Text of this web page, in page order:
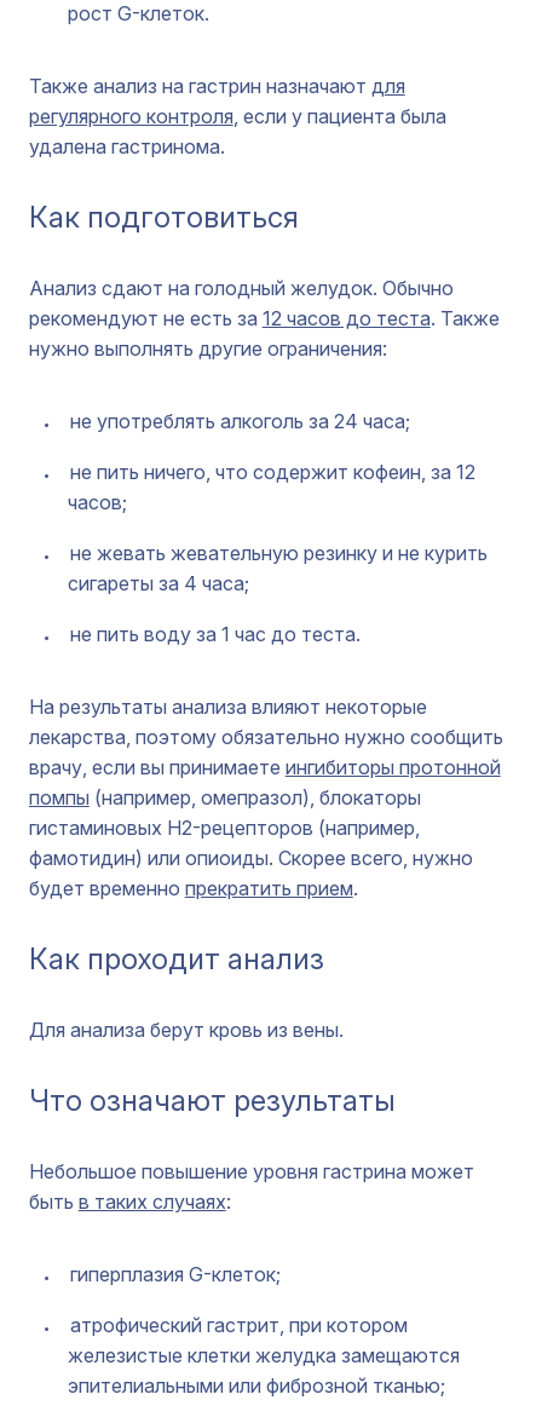
рост G-клеток.
Также анализ на гастрин назначают для
регулярного контроля, если у пациента была
удалена гастринома.
Как подготовиться
Анализ сдают на голодный желудок. Обычно
рекомендуют не есть за 12 часов до теста. Также
нужно выполнять другие ограничения:
не употреблять алкоголь за 24 часа;
не пить ничего, что содержит кофеин, за 12
часов;
не жевать жевательную резинку и не курить
сигареты за 4 часа;
не пить воду за 1 час до теста.
На результаты анализа влияют некоторые
лекарства, поэтому обязательно нужно сообщить
врачу, если вы принимаете ингибиторы протонной
помпы (например, омепразол), блокаторы
гистаминовых H2-рецепторов (например,
фамотидин) или опиоиды. Скорее всего, нужно
будет временно прекратить прием.
Как проходит анализ
Для анализа берут кровь из вены.
Что означают результаты
Небольшое повышение уровня гастрина может
быть в таких случаях:
гиперплазия G-клеток;
атрофический гастрит, при котором
железистые клетки желудка замещаются
эпителиальными или фиброзной тканью;